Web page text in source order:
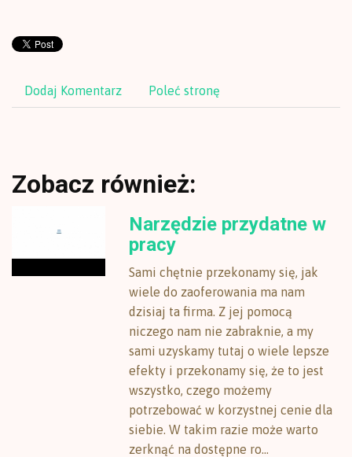
Dodaj Komentarz Poleć stronę
Zobacz również:
Narzędzie przydatne w
pracy
Sami chętnie przekonamy się, jak
wiele do zaoferowania ma nam
dzisiaj ta firma. Z jej pomocą
niczego nam nie zabraknie, a my
sami uzyskamy tutaj o wiele lepsze
efekty i przekonamy się, że to jest
wszystko, czego możemy
potrzebować w korzystnej cenie dla
siebie. W takim razie może warto
zerknąć na dostępne ro...